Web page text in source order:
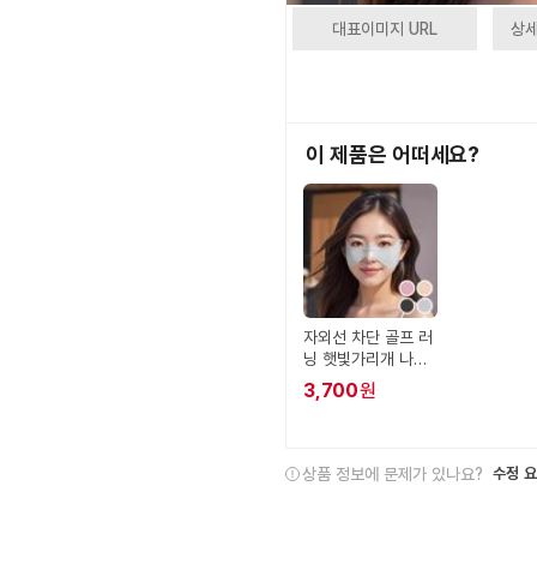
대표이미지 URL 상
이 제품은 어떠세요?
자외선 차단 골프 러
닝 햇빛가리개 나비
얼굴 마스크
3,700원
상품 정보에 문제가 있나요? 수정